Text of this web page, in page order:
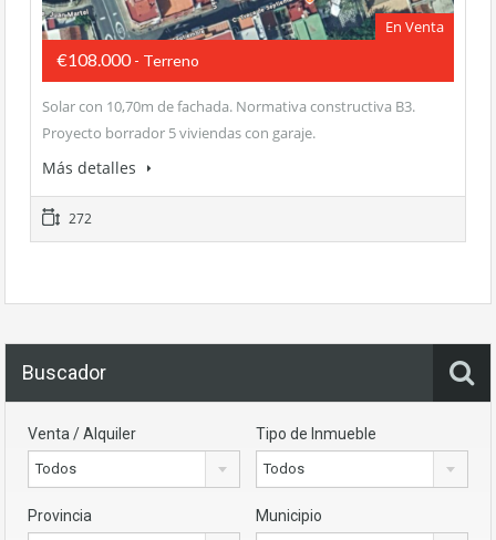
En Venta
€108.000- Terreno
Solar con 10,70m de fachada. Normativa constructiva B3.
Proyecto borrador 5 viviendas con garaje.
Más detalles
272
Buscador
Venta / Alquiler
Todos
Tipo de Inmueble
Todos
Provincia Municipio